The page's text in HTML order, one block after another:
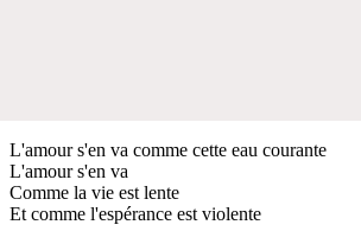
L'amour s'en va comme cette eau courante
L'amour s'en va
Comme la vie est lente
Et comme l'espérance est violente